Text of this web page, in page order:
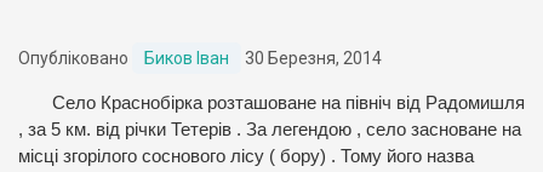
Опубліковано Биков Іван 30 Березня, 2014
Село Краснобірка розташоване на північ від Радомишля
, за 5 км. від річки Тетерів . За легендою , село засноване на
місці згорілого соснового лісу ( бору) . Тому його назва